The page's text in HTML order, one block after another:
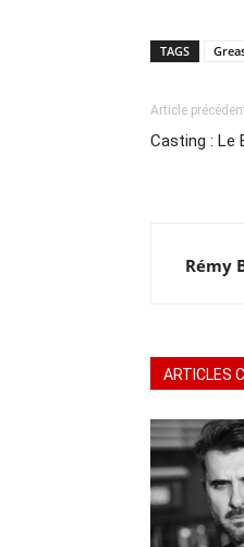
TAGS
Article
Casting : Le
Rémy
ARTICLES